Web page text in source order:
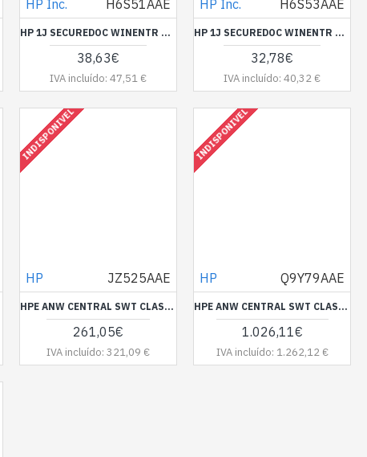
HP Inc. H6S51AAE
HP 1J SECUREDOC WINENTR SUP 1-499 E LTU
38,63€
IVA incluído: 47,51 €
HP Inc. H6S53AAE
HP 1J SECUREDOC WINENTR SUP 1000-4999 E-LTU
32,78€
IVA incluído: 40,32 €
INDISPONIVEL
HP JZ525AAE
HPE ANW CENTRAL SWT CLASS-1 ADV 1Y E-STU JZ525AAE
261,05€
IVA incluído: 321,09 €
INDISPONIVEL
HP Q9Y79AAE
HPE ANW CENTRAL SWT CLASS-3 3Y E-STU Q9Y79AAE
1.026,11€
IVA incluído: 1.262,12 €